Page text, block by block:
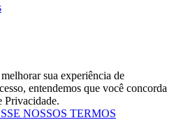
sua experiência de
entendemos que você concorda
Privacidade.
NOSSOS TERMOS